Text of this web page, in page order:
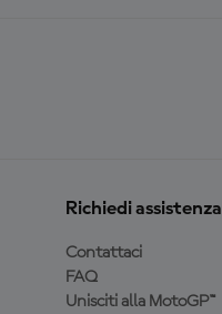
Richiedi assistenza
Contattaci
FAQ
Unisciti alla MotoGP™